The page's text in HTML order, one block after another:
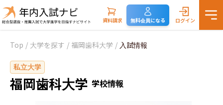
資料請求 無料会員になる ログイン
Top / 大学を探す / 福岡歯科大学 / 入試情報
私立大学
福岡歯科大学 学校情報